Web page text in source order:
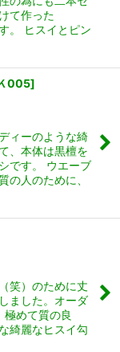
て作った
。 ヒスイとピン
005]
ィーのような綺
、本体は黒檀を
です。 ウエーブ
の人のために、
笑）のために丈
ました。オーダ
極めて質の良
綺麗なヒスイ勾